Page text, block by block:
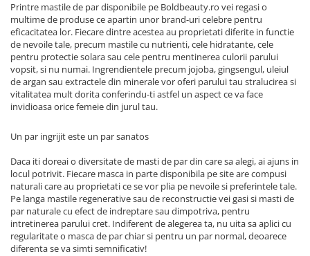
Printre mastile de par disponibile pe Boldbeauty.ro vei regasi o
multime de produse ce apartin unor brand-uri celebre pentru
eficacitatea lor. Fiecare dintre acestea au proprietati diferite in functie
de nevoile tale, precum mastile cu nutrienti, cele hidratante, cele
pentru protectie solara sau cele pentru mentinerea culorii parului
vopsit, si nu numai. Ingrendientele precum jojoba, gingsengul, uleiul
de argan sau extractele din minerale vor oferi parului tau stralucirea si
vitalitatea mult dorita conferindu-ti astfel un aspect ce va face
invidioasa orice femeie din jurul tau.
Un par ingrijit este un par sanatos
Daca iti doreai o diversitate de masti de par din care sa alegi, ai ajuns in
locul potrivit. Fiecare masca in parte disponibila pe site are compusi
naturali care au proprietati ce se vor plia pe nevoile si preferintele tale.
Pe langa mastile regenerative sau de reconstructie vei gasi si masti de
par naturale cu efect de indreptare sau dimpotriva, pentru
intretinerea parului cret. Indiferent de alegerea ta, nu uita sa aplici cu
regularitate o masca de par chiar si pentru un par normal, deoarece
diferenta se va simti semnificativ!